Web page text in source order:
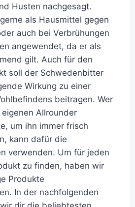
Husten nachgesagt.
als Hausmittel gegen
auch bei Verbrühungen
angewendet, da er als
gilt. Auch für den
soll der Schwedenbitter
Wirkung zu einer
beitragen. Wer
Allrounder
um ihn immer frisch
kann dafür die
verwenden. Um für jeden
zu finden, haben wir
Produkte
In der nachfolgenden